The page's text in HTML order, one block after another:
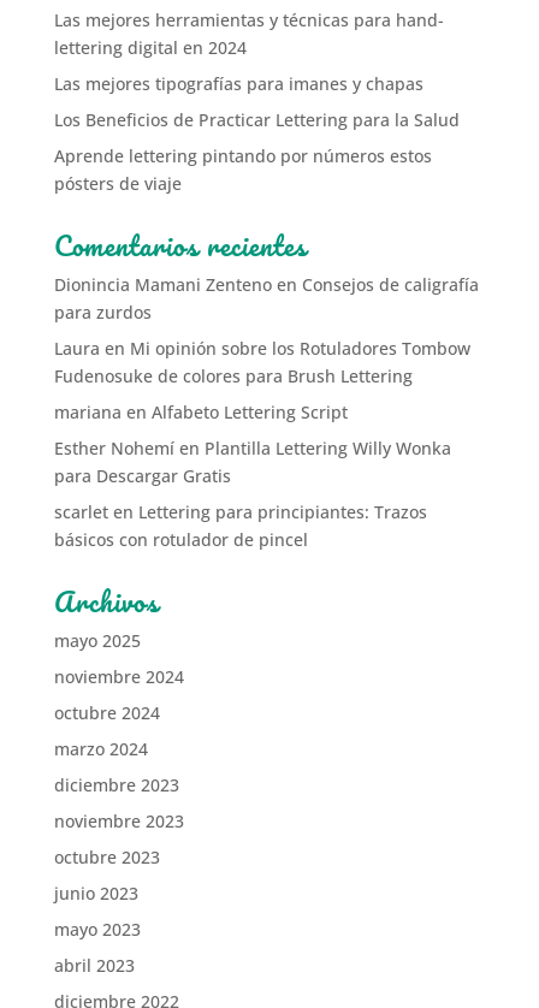
Las mejores herramientas y técnicas para hand-
lettering digital en 2024
Las mejores tipografías para imanes y chapas
Los Beneficios de Practicar Lettering para la Salud
Aprende lettering pintando por números estos
pósters de viaje
Comentarios recientes
Dionincia Mamani Zentenoen Consejos de caligrafía
para zurdos
Laura en Mi opinión sobre los Rotuladores Tombow
Fudenosuke de colores para Brush Lettering
mariana en Alfabeto Lettering Script
Esther Nohemíen Plantilla Lettering Willy Wonka
para Descargar Gratis
scarleten Lettering para principiantes: Trazos
básicos con rotulador de pincel
Archivos
mayo 2025
noviembre 2024
octubre 2024
marzo 2024
diciembre 2023
noviembre 2023
octubre 2023
junio 2023
mayo 2023
abril 2023
diciembre 2022